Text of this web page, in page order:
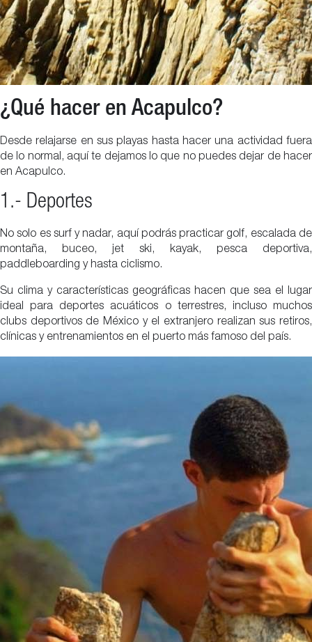
¿Qué hacer en Acapulco?
Desde relajarse en sus playas hasta hacer una actividad fuera
de lo normal, aquí te dejamos lo que no puedes dejar de hacer
en Acapulco.
1.- Deportes
No solo es surf y nadar, aquí podrás practicar golf, escalada de
montaña, buceo, jet ski, kayak, pesca deportiva,
paddleboarding y hasta ciclismo.
Su clima y características geográficas hacen que sea el lugar
ideal para deportes acuáticos o terrestres, incluso muchos
clubs deportivos de México y el extranjero realizan sus retiros,
clínicas y entrenamientos en el puerto más famoso del país.